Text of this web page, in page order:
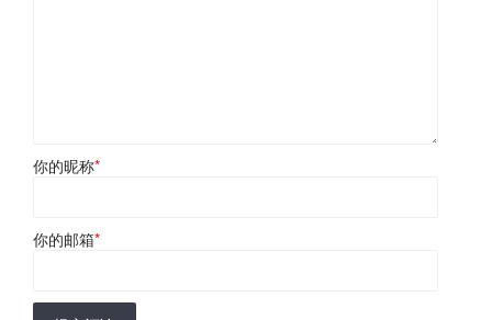
你的昵称*
你的邮箱*